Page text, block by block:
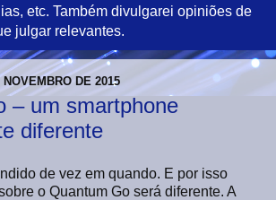
etc. Também divulgarei opiniões de
julgar relevantes.
DE 2015
– um smartphone
diferente
de vez em quando. E por isso
o Quantum Go será diferente. A